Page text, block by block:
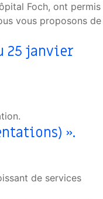
Foch, ont permis
vous proposons de
25 janvier
».
de services